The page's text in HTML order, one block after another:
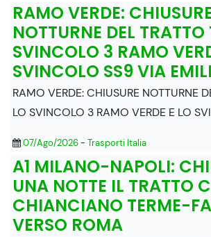
RAMO VERDE:
NOTTURNE DEL TRATTO
SVINCOLO 3 RAMO
SVINCOLO SS9 VIA
RAMO VERDE: CHIUSURE NOTTURNE
LO SVINCOLO 3 RAMO VERDE E LO
07/Ago/2026- Trasporti Italia
A1 MILANO-NAPOLI:
UNA NOTTE IL TRATTO
CHIANCIANO TERME-
VERSO ROMA